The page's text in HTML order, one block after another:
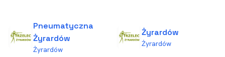
Pneumatyczna
Żyrardów
Żyrardów
Żyrardów
Żyrardów